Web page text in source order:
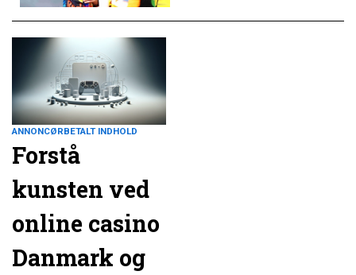
ANNONCØRBETALT INDHOLD
Forstå
kunsten ved
online casino
Danmark og